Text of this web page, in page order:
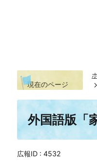
現在のページ
外国語版「
広報ID : 4532